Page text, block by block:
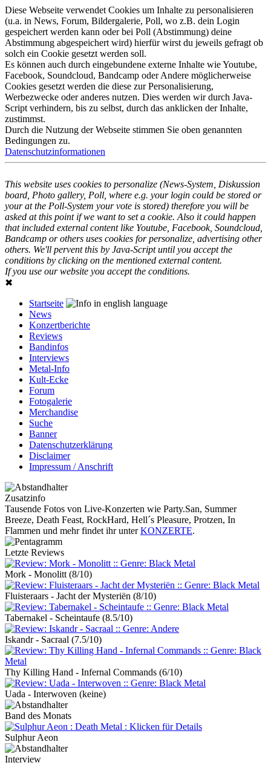
Diese Webseite verwendet Cookies um Inhalte zu personalisieren
(u.a. in News, Forum, Bildergalerie, Poll, wo z.B. dein Login
gespeichert werden kann oder bei Poll (Abstimmung) deine
Abstimmung abgespeichert wird) hierfür wirst du jeweils gefragt ob
solch ein Cookie gesetzt werden soll.
Es können auch durch eingebundene externe Inhalte wie Youtube,
Facebook, Soundcloud, Bandcamp oder Andere möglicherweise
Cookies gesetzt werden die diese zur Personalisierung,
Werbezwecke oder anderes nutzen. Dies werden wir durch Java-
Script verhindern, bis zu selbst, durch das anklicken der Inhalte,
zustimmst.
Durch die Nutzung der Webseite stimmen Sie oben genannten
Bedingungen zu.
Datenschutzinformationen
This website uses cookies to personalize (News-System, Diskussion
board, Photo gallery, Poll, where e.g. your login could be stored or
your at the Poll-System your vote is stored) therefore you will be
asked at this point if we want to set a cookie. Also it could happen
that included external content like Youtube, Facebook, Soundcloud,
Bandcamp or others uses cookies for personalize, advertising other
others. We'll pervent this by Java-Script until you accept the
conditions by clicking on the mentioned external content.
If you use our website you accept the conditions.
✖
Startseite
News
Konzertberichte
Reviews
Bandinfos
Interviews
Metal-Info
Kult-Ecke
Forum
Fotogalerie
Merchandise
Suche
Banner
Datenschutzerklärung
Disclaimer
Impressum / Anschrift
Zusatzinfo
Tausende Fotos von Live-Konzerten wie Party.San, Summer
Breeze, Death Feast, RockHard, Hell´s Pleasure, Protzen, In
Flammen und mehr findet ihr unterKONZERTE.
Letzte Reviews
Mork - Monolitt (8/10)
Fluisteraars - Jacht der Mysteriën (8/10)
Tabernakel - Scheintaufe (8.5/10)
Iskandr - Sacraal (7.5/10)
Thy Killing Hand - Infernal Commands (6/10)
Uada - Interwoven (keine)
Band des Monats
Sulphur Aeon
Interview